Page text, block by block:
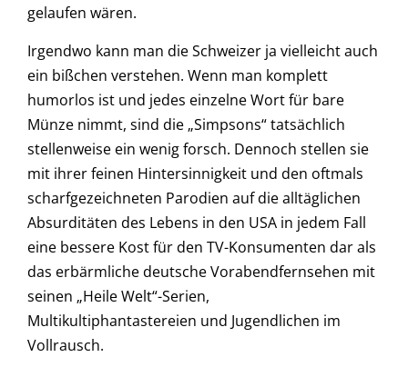
gelaufen wären.
Irgendwo kann man die Schweizer ja vielleicht auch
ein bißchen verstehen. Wenn man komplett
humorlos ist und jedes einzelne Wort für bare
Münze nimmt, sind die „Simpsons“ tatsächlich
stellenweise ein wenig forsch. Dennoch stellen sie
mit ihrer feinen Hintersinnigkeit und den oftmals
scharfgezeichneten Parodien auf die alltäglichen
Absurditäten des Lebens in den USA in jedem Fall
eine bessere Kost für den TV-Konsumenten dar als
das erbärmliche deutsche Vorabendfernsehen mit
seinen „Heile Welt“-Serien,
Multikultiphantastereien und Jugendlichen im
Vollrausch.